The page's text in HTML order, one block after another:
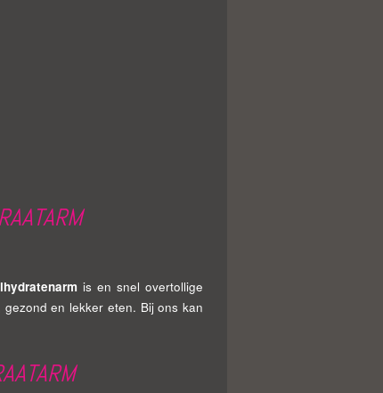
is en snel overtollige
en lekker eten. Bij ons kan